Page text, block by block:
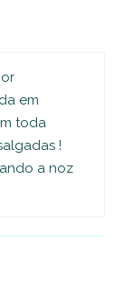
em
toda
!
a noz